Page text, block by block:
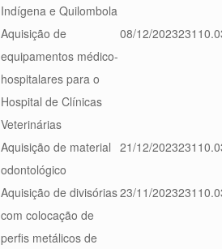
Indígena e Quilombola
Aquisição de
equipamentos médico-
hospitalares para o
Hospital de Clínicas
Veterinárias
08/12/2023
Aquisição de material
odontológico
21/12/2023
Aquisição de divisórias
com colocação de
perfis metálicos de
23/11/2023